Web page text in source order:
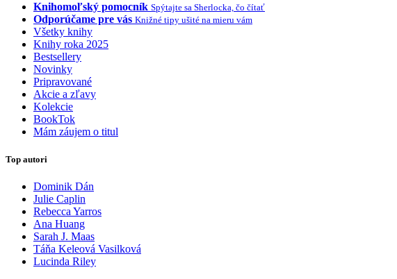
Knihomoľský pomocník Spýtajte sa Sherlocka, čo čítať
Odporúčame pre vás Knižné tipy ušité na mieru vám
Všetky knihy
Knihy roka 2025
Bestsellery
Novinky
Pripravované
Akcie a zľavy
Kolekcie
BookTok
Mám záujem o titul
Top autori
Dominik Dán
Julie Caplin
Rebecca Yarros
Ana Huang
Sarah J. Maas
Táňa Keleová Vasilková
Lucinda Riley